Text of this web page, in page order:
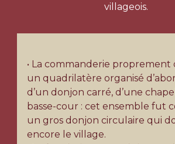
villageois.
• La commanderie proprement
un quadrilatère organisé
d’un donjon carré, d’une
basse-cour : cet ensemble fut
un gros donjon circulaire qui
encore le village.